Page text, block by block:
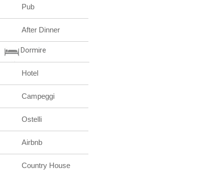
Pub
After Dinner
Dormire
Hotel
Campeggi
Ostelli
Airbnb
Country House